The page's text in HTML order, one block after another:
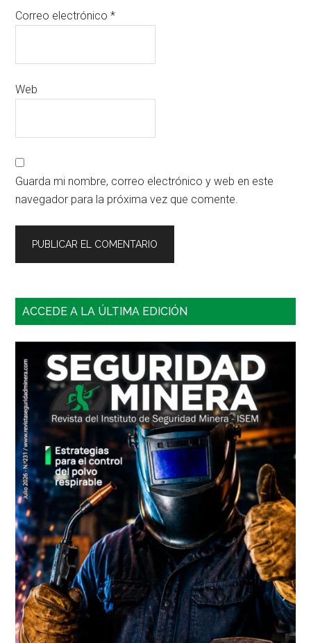
Correo electrónico*
Web
Guarda mi nombre, correo electrónico y web en este
navegador para la próxima vez que comente.
Barra
principal
ACCEDE A LA ÚLTIMA EDICIÓN